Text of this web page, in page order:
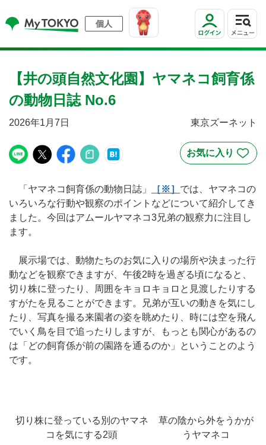
個人
【井の頭自然文化園】ヤマネコ飼育係
の動物日誌 No.6
2026年1月7日 東京ズーネット
「ヤマネコ飼育係の動物日誌」 ［※］ では、ヤマネコの
いろいろな行動や観察のポイントなどについて紹介してき
ました。今回はアムールヤマネコ3兄弟の観察力に注目し
ます。
展示場では、動物たちのお気に入りの場所や決まった行
動などを観察できますが、午後2時を過ぎる頃になると、
切り株に登ったり、周囲をキョロキョロと見渡したりする
すがたを見ることができます。兄弟が互いの動きを気にし
たり、写真を撮る来園者の姿を眺めたり、時には空を飛ん
でいく鳥を目で追ったりしますが、もっとも関心があるの
は「どの飼育係が前の園路を通るのか」ということのよう
です。
切り株に登っている別のヤマネ
コを気にする2頭
草の陰から外をうかが
うヤマネコ